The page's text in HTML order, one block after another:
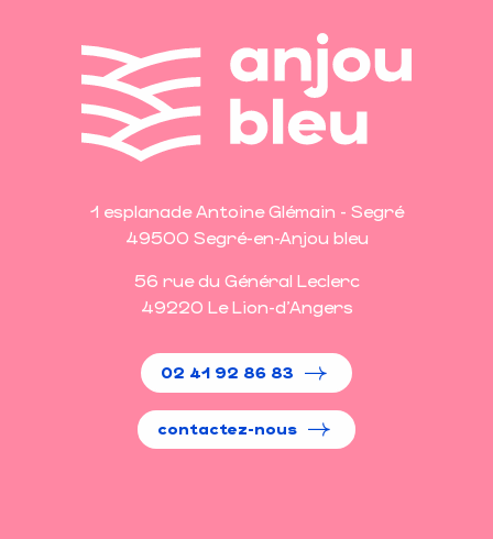
1 esplanade Antoine Glémain - Segré
49500 Segré-en-Anjou bleu
56 rue du Général Leclerc
49220 Le Lion-d'Angers
02 41 92 86 83
contactez-nous